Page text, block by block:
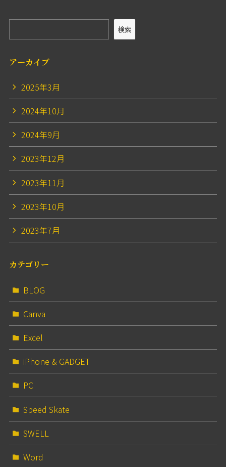
検索
アーカイブ
2025年3月
2024年10月
2024年9月
2023年12月
2023年11月
2023年10月
2023年7月
カテゴリー
BLOG
Canva
Excel
iPhone & GADGET
PC
Speed Skate
SWELL
Word